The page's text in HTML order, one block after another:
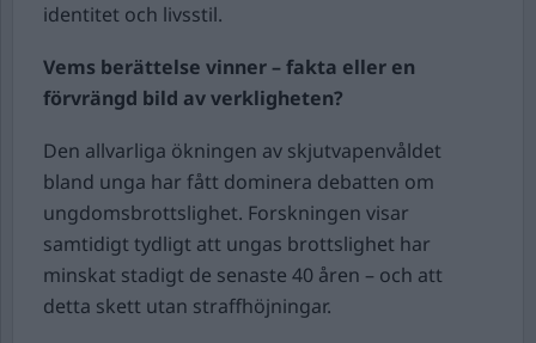
identitet och livsstil.
Vems berättelse vinner – fakta eller en
förvrängd bild av verkligheten?
Den allvarliga ökningen av skjutvapenvåldet
bland unga har fått dominera debatten om
ungdomsbrottslighet. Forskningen visar
samtidigt tydligt att ungas brottslighet har
minskat stadigt de senaste 40 åren – och att
detta skett utan straffhöjningar.